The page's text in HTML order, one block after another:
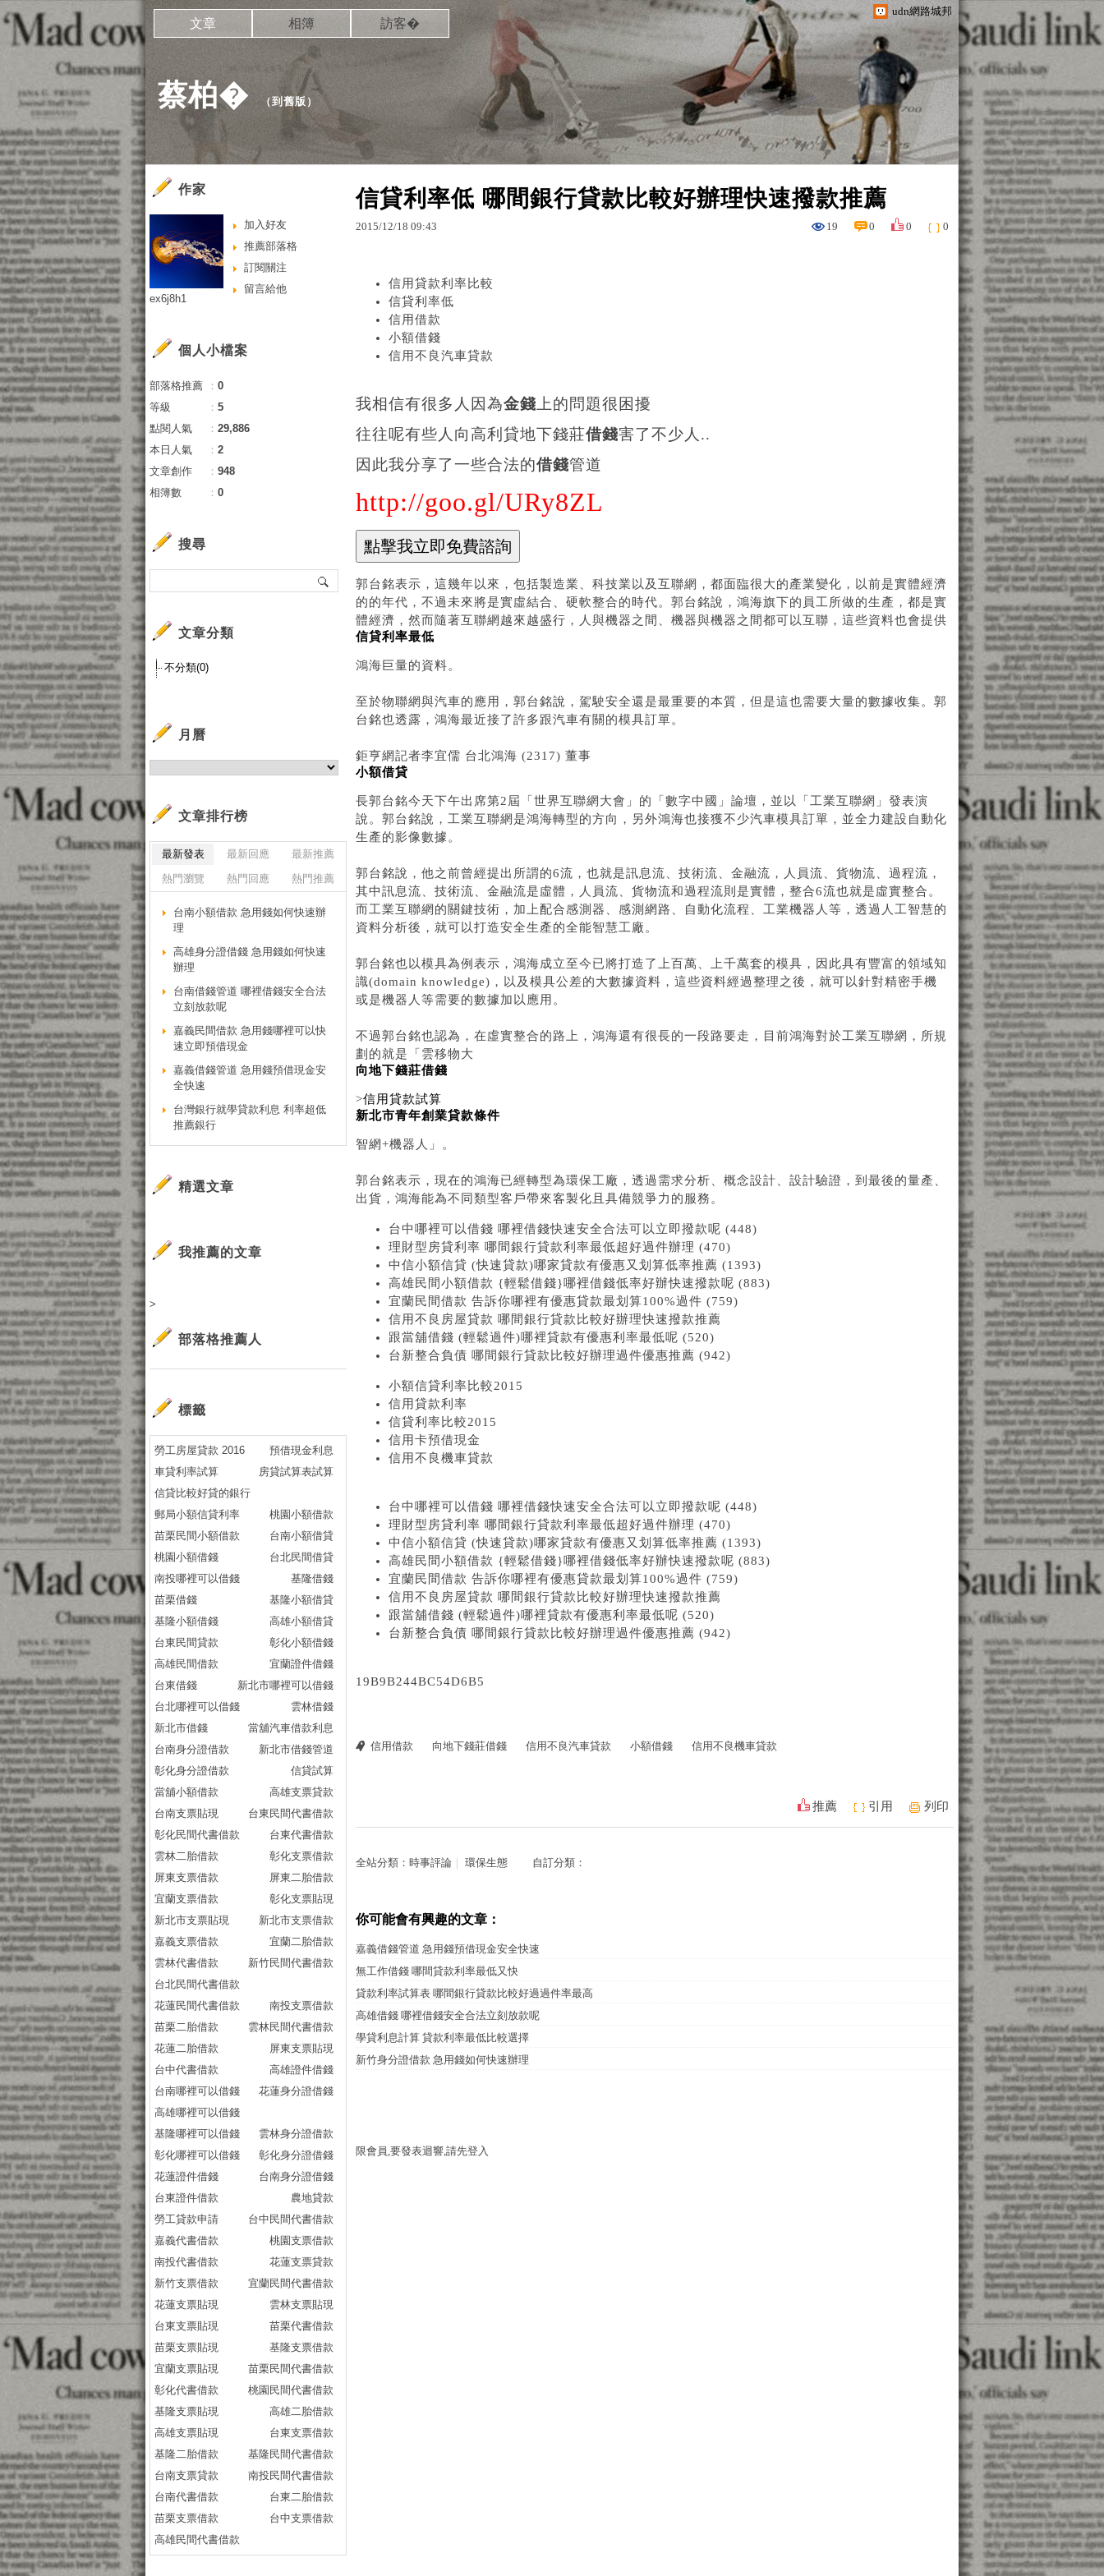
udn網路城邦
蔡柏� （到舊版 ）
文章 相簿 訪客�
信貸利率低 哪間銀行貸款比較好辦理快速撥款推薦
2015/12/18 09:43 19 0 0 0
信用貸款利率比較
信貸利率低
信用借款
小額借錢
信用不良汽車貸款
我相信有很多人因為金錢 上的問題很困擾
往往呢有些人向高利貸地下錢莊借錢害了不少人..
因此我分享了一些合法的借錢管道
http://goo.gl/URy8ZL
郭台銘表示，這幾年以來，包括製造業、科技業以及互聯網，都面臨很大的產業變化，以前是實體經濟
的的年代，不過未來將是實虛結合、硬軟整合的時代。郭台銘說，鴻海旗下的員工所做的生產，都是實
體經濟，然而隨著互聯網越來越盛行，人與機器之間、機器與機器之間都可以互聯，這些資料也會提供
信貸利率最低
鴻海巨量的資料。
至於物聯網與汽車的應用，郭台銘說，駕駛安全還是最重要的本質，但是這也需要大量的數據收集。郭
台銘也透露，鴻海最近接了許多跟汽車有關的模具訂單。
鉅亨網記者李宜儒 台北鴻海 (2317) 董事
小額借貸
長郭台銘今天下午出席第2屆「世界互聯網大會」的「數字中國」論壇，並以「工業互聯網」發表演
說。郭台銘說，工業互聯網是鴻海轉型的方向，另外鴻海也接獲不少汽車模具訂單，並全力建設自動化
生產的影像數據。
郭台銘說，他之前曾經提出所謂的6流，也就是訊息流、技術流、金融流，人員流、貨物流、過程流，
其中訊息流、技術流、金融流是虛體，人員流、貨物流和過程流則是實體，整合6流也就是虛實整合。
而工業互聯網的關鍵技術，加上配合感測器、感測網路、自動化流程、工業機器人等，透過人工智慧的
資料分析後，就可以打造安全生產的全能智慧工廠。
郭台銘也以模具為例表示，鴻海成立至今已將打造了上百萬、上千萬套的模具，因此具有豐富的領域知
識(domain knowledge)，以及模具公差的大數據資料，這些資料經過整理之後，就可以針對精密手機
或是機器人等需要的數據加以應用。
不過郭台銘也認為，在虛實整合的路上，鴻海還有很長的一段路要走，目前鴻海對於工業互聯網，所規
劃的就是「雲移物大
向地下錢莊借錢
>信用貸款試算
新北市青年創業貸款條件
智網+機器人」。
郭台銘表示，現在的鴻海已經轉型為環保工廠，透過需求分析、概念設計、設計驗證，到最後的量產、
出貨，鴻海能為不同類型客戶帶來客製化且具備競爭力的服務。
台中哪裡可以借錢 哪裡借錢快速安全合法可以立即撥款呢 (448)
理財型房貸利率 哪間銀行貸款利率最低超好過件辦理 (470)
中信小額信貸 (快速貸款)哪家貸款有優惠又划算低率推薦 (1393)
高雄民間小額借款 {輕鬆借錢}哪裡借錢低率好辦快速撥款呢 (883)
宜蘭民間借款 告訴你哪裡有優惠貸款最划算100%過件 (759)
信用不良房屋貸款 哪間銀行貸款比較好辦理快速撥款推薦
跟當舖借錢 (輕鬆過件)哪裡貸款有優惠利率最低呢 (520)
台新整合負債 哪間銀行貸款比較好辦理過件優惠推薦 (942)
小額信貸利率比較2015
信用貸款利率
信貸利率比較2015
信用卡預借現金
信用不良機車貸款
台中哪裡可以借錢 哪裡借錢快速安全合法可以立即撥款呢 (448)
理財型房貸利率 哪間銀行貸款利率最低超好過件辦理 (470)
中信小額信貸 (快速貸款)哪家貸款有優惠又划算低率推薦 (1393)
高雄民間小額借款 {輕鬆借錢}哪裡借錢低率好辦快速撥款呢 (883)
宜蘭民間借款 告訴你哪裡有優惠貸款最划算100%過件 (759)
信用不良房屋貸款 哪間銀行貸款比較好辦理快速撥款推薦
跟當舖借錢 (輕鬆過件)哪裡貸款有優惠利率最低呢 (520)
台新整合負債 哪間銀行貸款比較好辦理過件優惠推薦 (942)
19B9B244BC54D6B5
信用借款 向地下錢莊借錢 信用不良汽車貸款 小額借錢 信用不良機車貸款
推薦 引用 列印
全站分類： 時事評論 環保生態 自訂分類：
你可能會有興趣的文章：
嘉義借錢管道 急用錢預借現金安全快速
無工作借錢 哪間貸款利率最低又快
貸款利率試算表 哪間銀行貸款比較好過過件率最高
高雄借錢 哪裡借錢安全合法立刻放款呢
學貸利息計算 貸款利率最低比較選擇
新竹身分證借款 急用錢如何快速辦理
限會員,要發表迴響,請先登入
作家
加入好友
推薦部落格
訂閱關注
留言給他
ex6j8h1
個人小檔案
部落格推薦 ： 0
等級
： 5
點閱人氣
： 29,886
本日人氣
： 2
文章創作
： 948
相簿數
： 0
搜尋
文章分類
不分類(0)
月曆
文章排行榜
最新發表 最新回應
最新推薦
熱門瀏覽
熱門回應 熱門推薦
台南小額借款 急用錢如何快速辦
理
高雄身分證借錢 急用錢如何快速
辦理
台南借錢管道 哪裡借錢安全合法
立刻放款呢
嘉義民間借款 急用錢哪裡可以快
速立即預借現金
嘉義借錢管道 急用錢預借現金安
全快速
台灣銀行就學貸款利息 利率超低
推薦銀行
精選文章
我推薦的文章
>
部落格推薦人
標籤
勞工房屋貸款 2016
預借現金利息
車貸利率試算
房貸試算表試算
信貸比較好貸的銀行
郵局小額信貸利率
桃園小額借款
苗栗民間小額借款
台南小額借貸
桃園小額借錢
台北民間借貸
南投哪裡可以借錢
基隆借錢
苗栗借錢
基隆小額借貸
基隆小額借錢
高雄小額借貸
台東民間貸款
彰化小額借錢
高雄民間借款
宜蘭證件借錢
台東借錢
新北市哪裡可以借錢
台北哪裡可以借錢
雲林借錢
新北市借錢
當舖汽車借款利息
台南身分證借款
新北市借錢管道
彰化身分證借款
信貸試算
當舖小額借款
高雄支票貸款
台南支票貼現
台東民間代書借款
彰化民間代書借款
台東代書借款
雲林二胎借款
彰化支票借款
屏東支票借款
屏東二胎借款
宜蘭支票借款
彰化支票貼現
新北市支票貼現
新北市支票借款
嘉義支票借款
宜蘭二胎借款
雲林代書借款
新竹民間代書借款
台北民間代書借款
花蓮民間代書借款
南投支票借款
苗栗二胎借款
雲林民間代書借款
花蓮二胎借款
屏東支票貼現
台中代書借款
高雄證件借錢
台南哪裡可以借錢
花蓮身分證借錢
高雄哪裡可以借錢
基隆哪裡可以借錢
雲林身分證借款
彰化哪裡可以借錢
彰化身分證借錢
花蓮證件借錢
台南身分證借錢
台東證件借款
農地貸款
勞工貸款申請
台中民間代書借款
嘉義代書借款
桃園支票借款
南投代書借款
花蓮支票貸款
新竹支票借款
宜蘭民間代書借款
花蓮支票貼現
雲林支票貼現
台東支票貼現
苗栗代書借款
苗栗支票貼現
基隆支票借款
宜蘭支票貼現
苗栗民間代書借款
彰化代書借款
桃園民間代書借款
基隆支票貼現
高雄二胎借款
高雄支票貼現
台東支票借款
基隆二胎借款
基隆民間代書借款
台南支票貸款
南投民間代書借款
台南代書借款
台東二胎借款
苗栗支票借款
台中支票借款
高雄民間代書借款